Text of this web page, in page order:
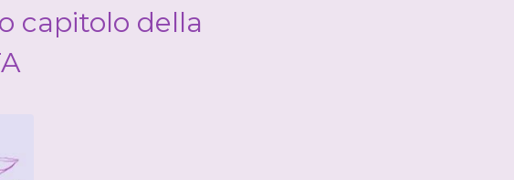
capitolo della